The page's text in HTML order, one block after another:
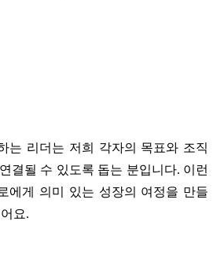
는 리더는 저희 각자의 목표와 조직
결될 수 있도록 돕는 분입니다. 이런
에게 의미 있는 성장의 여정을 만들
요.